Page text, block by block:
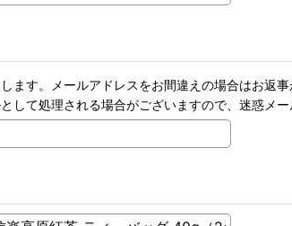
ます。メールアドレスをお間違えの場合はお返
して処理される場合がございますので、迷惑メー